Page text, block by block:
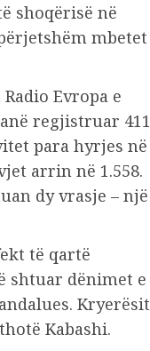
shoqërisë në
mbetet
Evropa e
regjistruar 411
para hyrjes në
arrin në 1.558.
dy vrasje – një
të qartë
shtuar dënimet e
Kryerësit
Kabashi.